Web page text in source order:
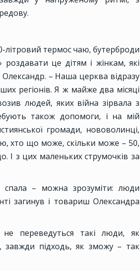
літровий термос чаю, бутерброди
роздавати це дітям і жінкам, які
– Наша церква відразу
регіонів. Я ж майже два місяці
людей, яких війна зірвала з
також допомоги, і на мій
громади, нововолинці,
хто що може, скільки може – 50,
І з цих маленьких струмочків за
спала – можна зрозуміти: люди
загинув і товариш Олександра
переведуться такі люди, як
завжди підходь, як зможу – так